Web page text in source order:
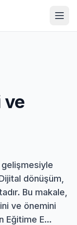
ve
dönüşüm,
Bu makale,
ve önemini
Eğitime E...